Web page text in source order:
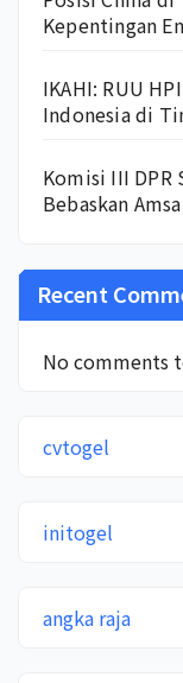
Kepentingan
IKAHI: RUU
Indonesia di
Komisi III DPR
Bebaskan
Recent
No comments
cvtogel
initogel
angka raja